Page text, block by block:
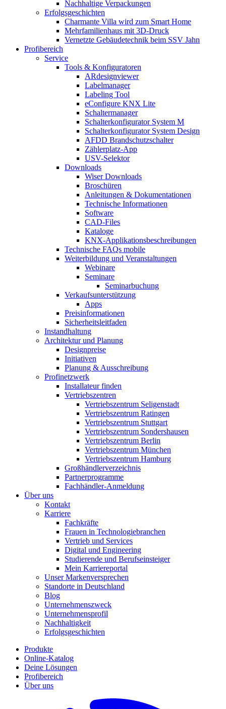
Nachhaltige Verpackungen
Erfolgsgeschichten
Charmante Villa wird zum Smart Home
Mehrfamilienhaus mit 3D-Druck
Vernetzte Gebäudetechnik beim SSV Jahn
Profibereich
Service
Tools & Konfiguratoren
ARdesignviewer
Labelmanager
Labeling Tool
eConfigure KNX Lite
Schaltermanager
Schalterkonfigurator System M
Schalterkonfigurator System Design
AFDD Brandschutzschalter
Zählerplatz-App
USV-Selektor
Downloads
Wiser Downloads
Broschüren
Anleitungen & Dokumentationen
Technische Informationen
Software
CAD-Files
Kataloge
KNX-Applikationsbeschreibungen
Technische FAQs mobile
Weiterbildung und Veranstaltungen
Webinare
Seminare
Seminarbuchung
Verkaufsunterstützung
Apps
Preisinformationen
Sicherheitsleitfaden
Instandhaltung
Architektur und Planung
Designpreise
Initiativen
Planung & Ausschreibung
Profinetzwerk
Installateur finden
Vertriebszentren
Vertriebszentrum Seligenstadt
Vertriebszentrum Ratingen
Vertriebszentrum Stuttgart
Vertriebszentrum Sondershausen
Vertriebszentrum Berlin
Vertriebszentrum München
Vertriebszentrum Hamburg
Großhändlerverzeichnis
Partnerprogramme
Fachhändler-Anmeldung
Über uns
Kontakt
Karriere
Fachkräfte
Frauen in Technologiebranchen
Vertrieb und Services
Digital und Engineering
Studierende und Berufseinsteiger
Mein Karriereportal
Unser Markenversprechen
Standorte in Deutschland
Blog
Unternehmenszweck
Unternehmensprofil
Nachhaltigkeit
Erfolgsgeschichten
Produkte
Online-Katalog
Deine Lösungen
Profibereich
Über uns